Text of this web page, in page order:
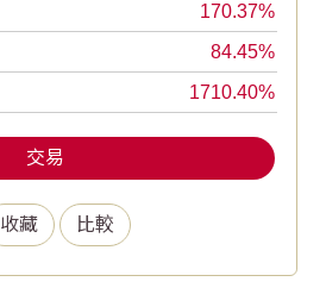
收藏 比較
170.37
84.45
1710.40
交易